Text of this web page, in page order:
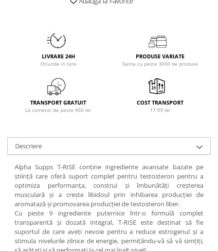
Power System
Puritan`s Pride
Raw Nutrition
REDCON1
Rich Piana 5% Nutrition
RIPT
Scivation
Skill Nutrition
Smart Shake
Swanson
Under Armour
Universal
Vitargo
LIVRARE 24H
Oriunde in tara
PRODUSE VARIATE
Gama cu peste 3000 de produse
TRANSPORT GRATUIT
La comenzi de peste 450 lei
COST TRANSPORT
17.99 lei
Descriere
Alpha Supps T-RISE conține ingrediente avansate bazate pe
știință care oferă suport complet pentru testosteron pentru a
optimiza performanța, construi și îmbunătăți creșterea
musculară și a crește libidoul prin inhibarea producției de
aromatază și promovarea producției de testosteron liber.
Cu peste 9 ingrediente puternice într-o formulă complet
transparentă și dozată integral, T-RISE este destinat să fie
suportul de care aveți nevoie pentru a reduce estrogenul și a
stimula nivelurile zilnice de energie, permițându-vă să vă simțiți,